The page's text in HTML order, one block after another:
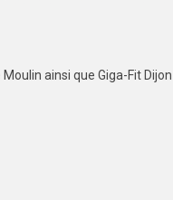
ainsi que Giga-Fit Dijon